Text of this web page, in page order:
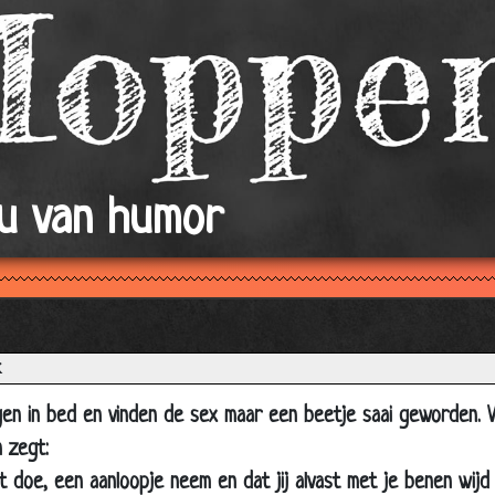
van humor
in bed en vinden de sex maar een beetje saai geworden.
zegt:
een aanloopje neem en dat jij alvast met je benen
Magneetje
Werkdruk in de zorg
(b)engeltje
Vliegtuig
Priester toch!
Jambers
Stewardess
Huwelijksnacht
De stotteraar
Trieste opstel
Koeien vangen